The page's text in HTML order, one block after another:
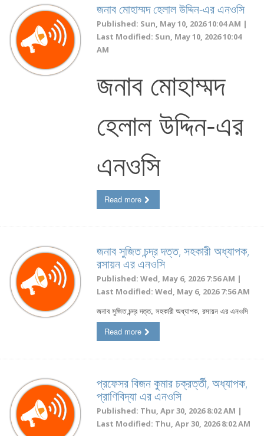
জনাব মোহাম্মদ হেলাল উদ্দিন-এর এনওসি
Published: Sun, May 10, 2026 10:04 AM |
Last Modified: Sun, May 10, 2026 10:04
AM
জনাব মোহাম্মদ
হেলাল উদ্দিন-এর
এনওসি
Read more
জনাব সুজিত চন্দ্র দত্ত, সহকারী অধ্যাপক,
রসায়ন এর এনওসি
Published: Wed, May 6, 2026 7:56 AM |
Last Modified: Wed, May 6, 2026 7:56 AM
জনাব সুজিত চন্দ্র দত্ত, সহকারী অধ্যাপক, রসায়ন এর এনওসি
Read more
প্রফেসর বিজন কুমার চক্রর্ত্তী, অধ্যাপক,
প্রাণিবিদ্যা এর এনওসি
Published: Thu, Apr 30, 2026 8:02 AM |
Last Modified: Thu, Apr 30, 2026 8:02 AM